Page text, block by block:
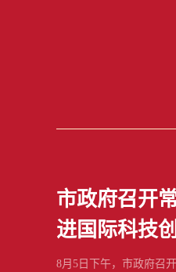
市政府召开
进国际科技
8月5日下午，市政府召